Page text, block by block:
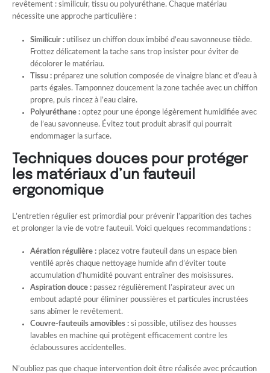
revêtement : similicuir, tissu ou polyuréthane. Chaque matériau
nécessite une approche particulière :
Similicuir :utilisez un chiffon doux imbibé d’eau savonneuse tiède.
Frottez délicatement la tache sans trop insister pour éviter de
décolorer le matériau.
Tissu :préparez une solution composée de vinaigre blanc et d’eau à
parts égales. Tamponnez doucement la zone tachée avec un chiffon
propre, puis rincez à l’eau claire.
Polyuréthane :optez pour une éponge légèrement humidifiée avec
de l’eau savonneuse. Évitez tout produit abrasif qui pourrait
endommager la surface.
Techniques douces pour protéger
les matériaux d’un fauteuil
ergonomique
L’entretien régulier est primordial pour prévenir l’apparition des taches
et prolonger la vie de votre fauteuil. Voici quelques recommandations :
Aération régulière :placez votre fauteuil dans un espace bien
ventilé après chaque nettoyage humide afin d’éviter toute
accumulation d’humidité pouvant entraîner des moisissures.
Aspiration douce :passez régulièrement l’aspirateur avec un
embout adapté pour éliminer poussières et particules incrustées
sans abîmer le revêtement.
Couvre-fauteuils amovibles :si possible, utilisez des housses
lavables en machine qui protègent efficacement contre les
éclaboussures accidentelles.
N’oubliez pas que chaque intervention doit être réalisée avec précaution